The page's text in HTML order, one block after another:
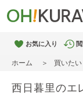
お気に入り
ホーム 買いたい
西日暮里のエ